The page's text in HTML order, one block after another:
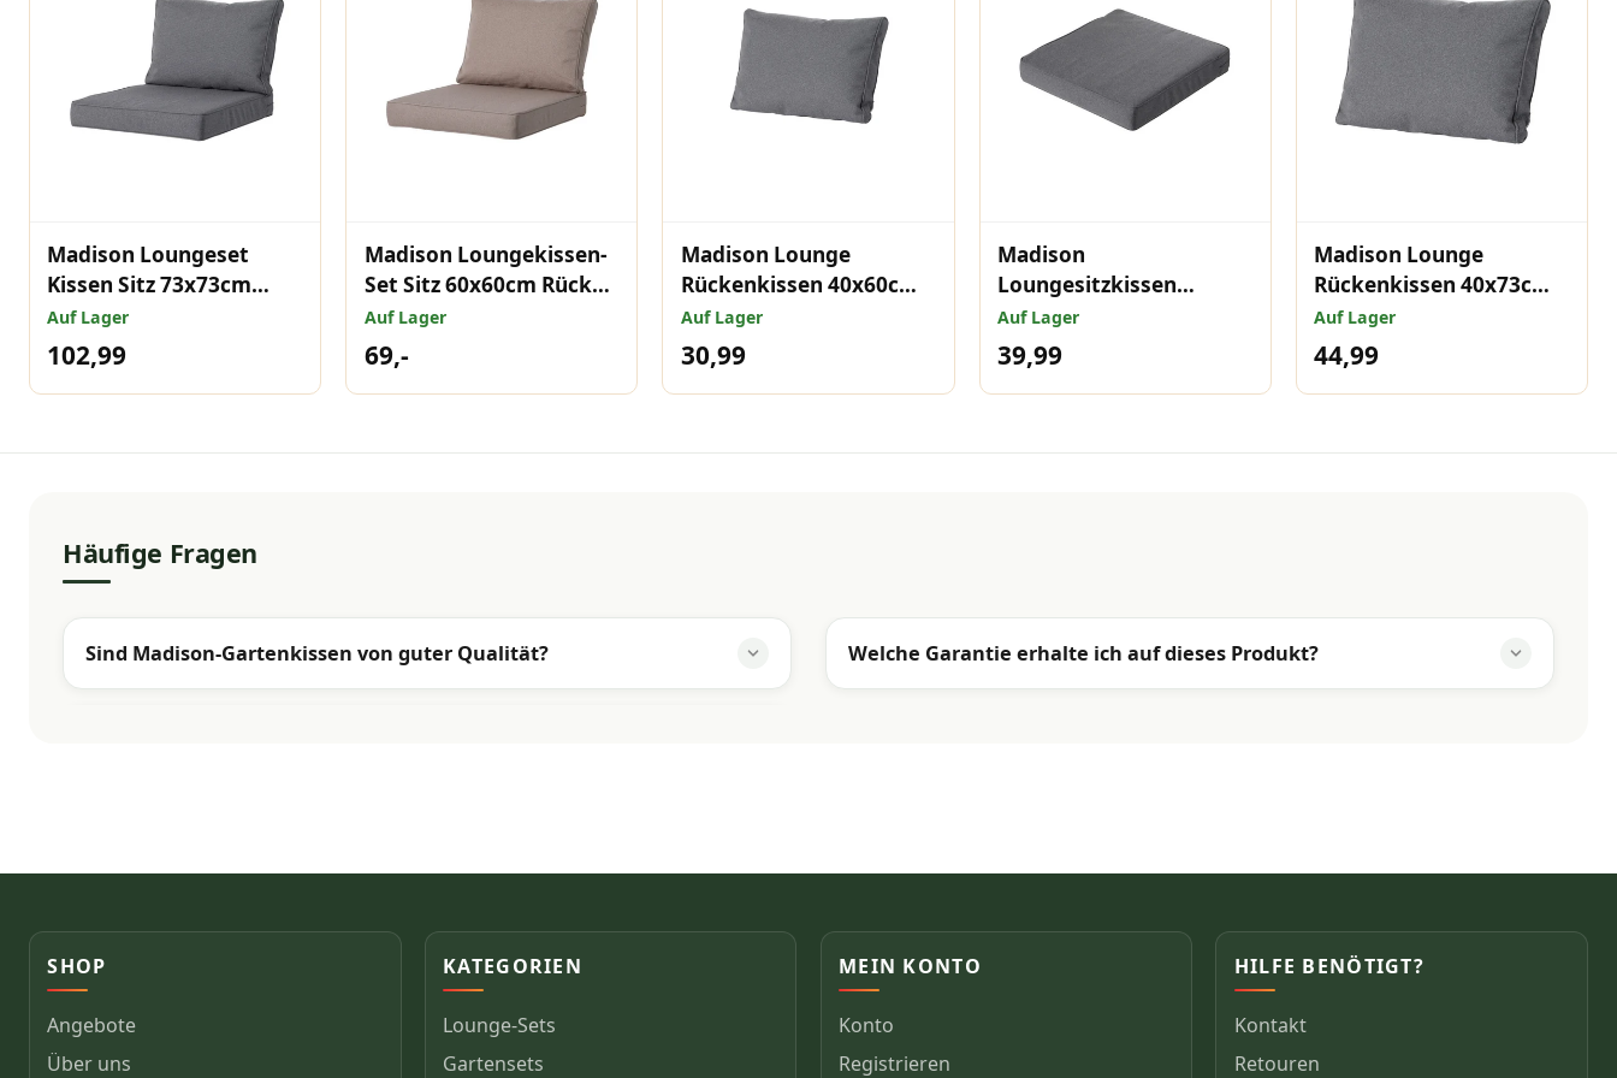
Madison Loungeset
Kissen Sitz 73x73cm
Rücken 40x73cm
Outdoor Manchester
grau
Auf Lager
102,99
Madison Loungekissen-
Set Sitz 60x60cm Rücken
40x60cm Outdoor
Manchester Taupe
Auf Lager
69,-
Madison Lounge
Rückenkissen 40x60cm
Outdoor Manchester
grau
Auf Lager
30,99
Madison
Loungesitzkissen
60x60cm Outdoor
Manchester Grau
Auf Lager
39,99
Madison Lounge
Rückenkissen 40x73cm
Outdoor Manchester
Grau
Auf Lager
44,99
Häufige Fragen
Sind Madison-Gartenkissen von guter Qualität? Welche Garantie erhalte ich auf dieses Produkt?
SHOP
Angebote
Über uns
KATEGORIEN
Lounge-Sets
Gartensets
MEIN KONTO
Konto
Registrieren
HILFE BENÖTIGT?
Kontakt
Retouren